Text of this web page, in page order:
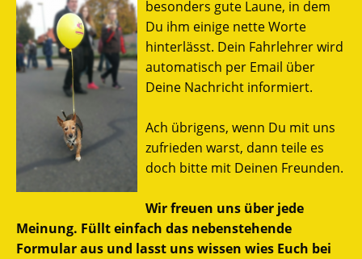
besonders gute Laune, in dem
Du ihm einige nette Worte
hinterlässt. Dein Fahrlehrer wird
automatisch per Email über
Deine Nachricht informiert.
Ach übrigens, wenn Du mit uns
zufrieden warst, dann teile es
doch bitte mit Deinen Freunden.
Wir freuen uns über jede
Meinung. Füllt einfach das nebenstehende
Formular aus und lasst uns wissen wies Euch bei